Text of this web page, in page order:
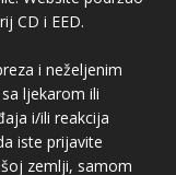
CD i EED.
i neželjenim
ljekarom ili
i/ili reakcija
iste prijavite
zemlji, samom